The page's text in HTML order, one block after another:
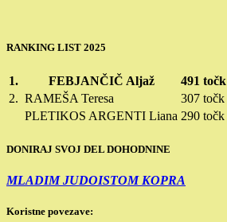
RANKING LIST 2025
1. FEBJANČIČ Aljaž
491 točk
2. RAMEŠA Teresa
307 točk
PLETIKOS ARGENTI Liana 290 točk
DONIRAJ SVOJ DEL DOHODNINE
MLADIM JUDOISTOM KOPRA
Koristne povezave: